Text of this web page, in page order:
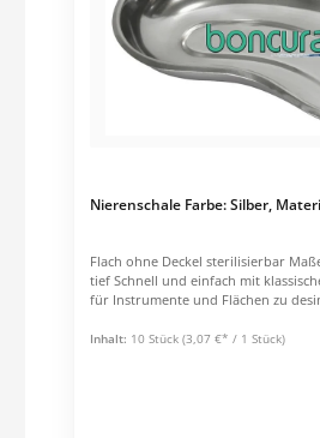
Nierenschale Farbe: Silber,
Flach ohne Deckel sterilisierbar Maße 250 mm lang 40 mm
tief Schnell und einfach mit
für Instrumente und Flächen zu desinfizieren
Instrumentenschale
Inhalt: 10 Stück (3,07 €* / 1 Stück)